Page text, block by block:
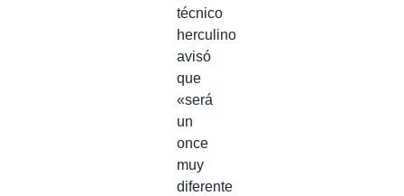
técnico
herculino
avisó
que
«será
un
once
muy
diferente